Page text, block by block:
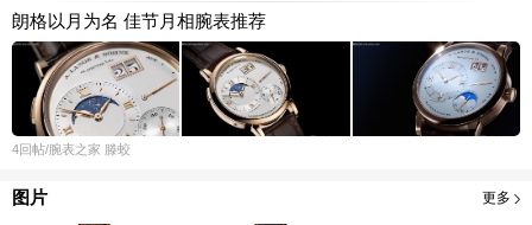
朗格以月为名 佳节月相腕表推荐
4回帖/腕表之家 滕蛟
图片 更多